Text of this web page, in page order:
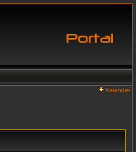
Kalender